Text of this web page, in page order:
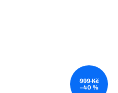
999 Kč
–40 %